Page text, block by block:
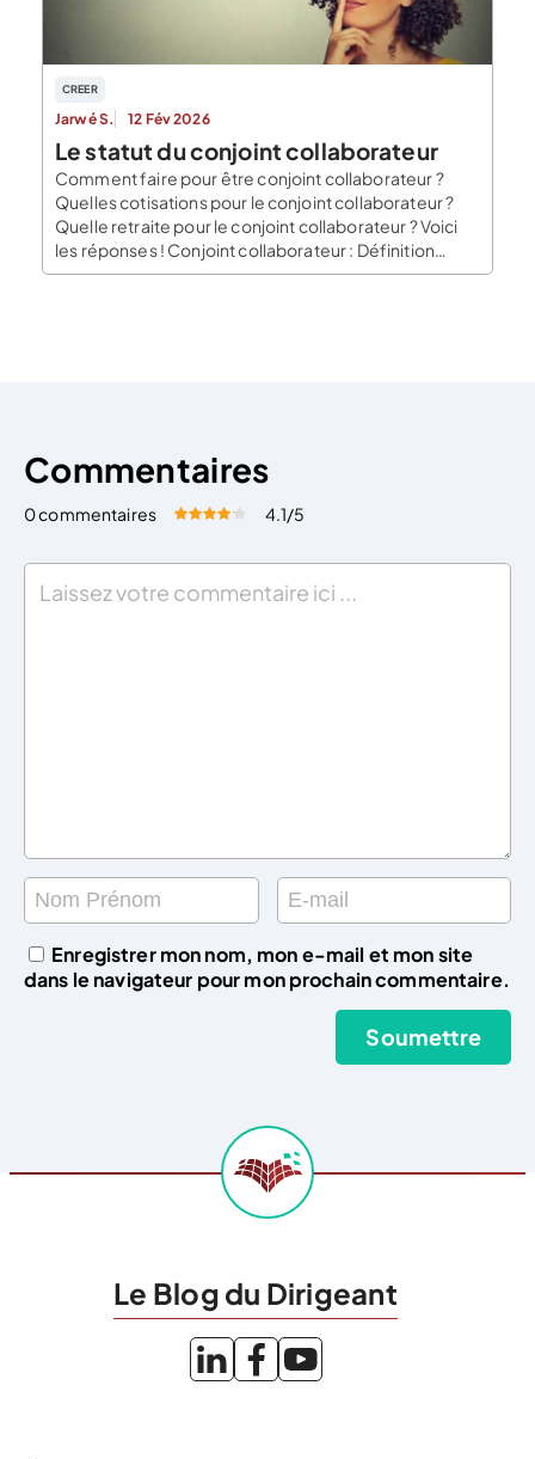
CREER
Jarwé S. 12 Fév 2026
Le statut du conjoint collaborateur
Comment faire pour être conjoint collaborateur ?
Quelles cotisations pour le conjoint collaborateur ?
Quelle retraite pour le conjoint collaborateur ? Voici
les réponses ! Conjoint collaborateur : Définition
Selon l’article R. 121-1 du code du commerce « est
Commentaires
0 commentaires Évaluez cet article:
4.1/5
Enregistrer mon nom, mon e-mail et mon site
dans le navigateur pour mon prochain commentaire.
Le Blog du Dirigeant